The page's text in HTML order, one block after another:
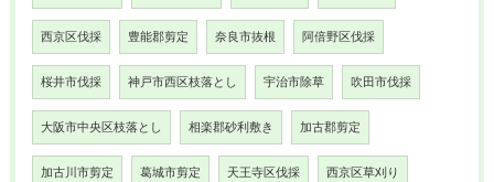
西京区伐採 豊能郡剪定 奈良市抜根 阿倍野区伐採
桜井市伐採 神戸市西区枝落とし 宇治市除草 吹田市伐採
大阪市中央区枝落とし 相楽郡砂利敷き 加古郡剪定
加古川市剪定 葛城市剪定 天王寺区伐採 西京区草刈り